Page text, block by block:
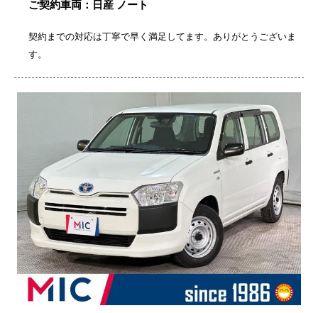
ご契約車両：日産 ノート
契約までの対応は丁寧で早く満足してます。ありがとうございま
す。